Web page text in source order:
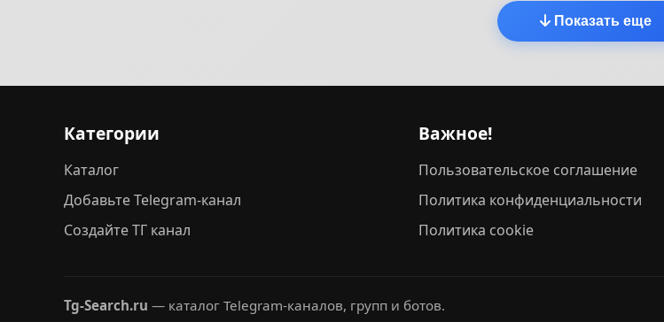
Показать еще
Категории
Каталог
Добавьте Telegram-канал
Создайте ТГ канал
Важное!
Пользовательское соглашение
Политика конфиденциальности
Политика cookie
Tg-Search.ru — каталог Telegram-каналов, групп и ботов.